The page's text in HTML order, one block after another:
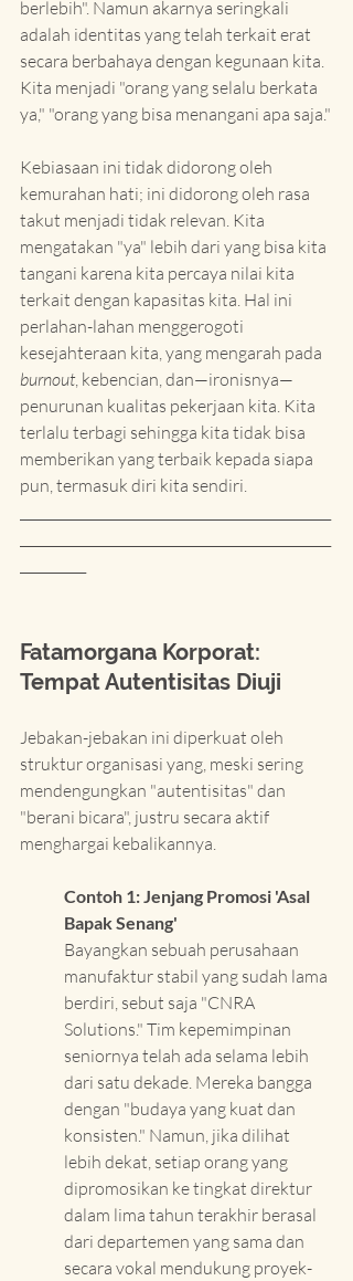
berlebih". Namun akarnya seringkali
adalah identitas yang telah terkait erat
secara berbahaya dengan kegunaan kita.
Kita menjadi "orang yang selalu berkata
ya," "orang yang bisa menangani apa saja."
Kebiasaan ini tidak didorong oleh
kemurahan hati; ini didorong oleh rasa
takut menjadi tidak relevan. Kita
mengatakan "ya" lebih dari yang bisa kita
tangani karena kita percaya nilai kita
terkait dengan kapasitas kita. Hal ini
perlahan-lahan menggerogoti
kesejahteraan kita, yang mengarah pada
burnout, kebencian, dan—ironisnya—
penurunan kualitas pekerjaan kita. Kita
terlalu terbagi sehingga kita tidak bisa
memberikan yang terbaik kepada siapa
pun, termasuk diri kita sendiri.
Fatamorgana Korporat:
Tempat Autentisitas Diuji
Jebakan-jebakan ini diperkuat oleh
struktur organisasi yang, meski sering
mendengungkan "autentisitas" dan
"berani bicara", justru secara aktif
menghargai kebalikannya.
Contoh 1: Jenjang Promosi 'Asal
Bapak Senang'
Bayangkan sebuah perusahaan
manufaktur stabil yang sudah lama
berdiri, sebut saja "CNRA
Solutions." Tim kepemimpinan
seniornya telah ada selama lebih
dari satu dekade. Mereka bangga
dengan "budaya yang kuat dan
konsisten." Namun, jika dilihat
lebih dekat, setiap orang yang
dipromosikan ke tingkat direktur
dalam lima tahun terakhir berasal
dari departemen yang sama dan
secara vokal mendukung proyek-